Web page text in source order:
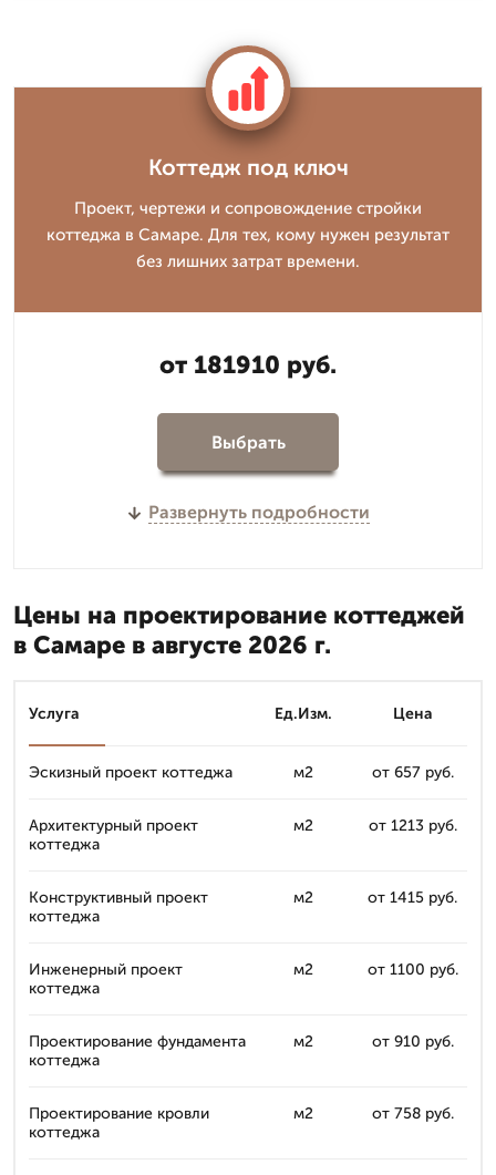
Коттедж под ключ
Проект, чертежи и сопровождение стройки
коттеджа в Самаре. Для тех, кому нужен результат
без лишних затрат времени.
от 181910 руб.
Выбрать
Развернуть подробности
Цены на проектирование коттеджей
в Самаре в августе 2026 г.
Услуга Ед.Изм. Цена
Эскизный проект коттеджа м2 от 657 руб.
Архитектурный проект
коттеджа
м2 от 1213 руб.
Конструктивный проект
коттеджа
м2 от 1415 руб.
Инженерный проект
коттеджа
м2 от 1100 руб.
Проектирование фундамента
коттеджа
м2 от 910 руб.
Проектирование кровли
коттеджа
м2 от 758 руб.